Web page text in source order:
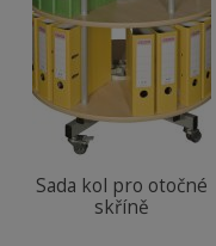
Sada kol pro otočné
skříně